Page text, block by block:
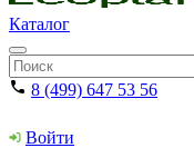
Каталог
8 (499) 647 53 56
Войти